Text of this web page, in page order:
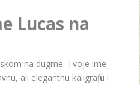
Lucas na
na dugme. Tvoje ime
ali elegantnu kaligrafiju i